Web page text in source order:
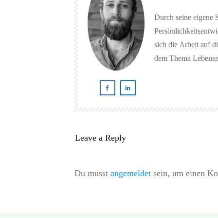
Durch seine eigene
sich die Arbeit auf
dem Thema
Leave a Reply
Du musst angemeldet sein, um einen